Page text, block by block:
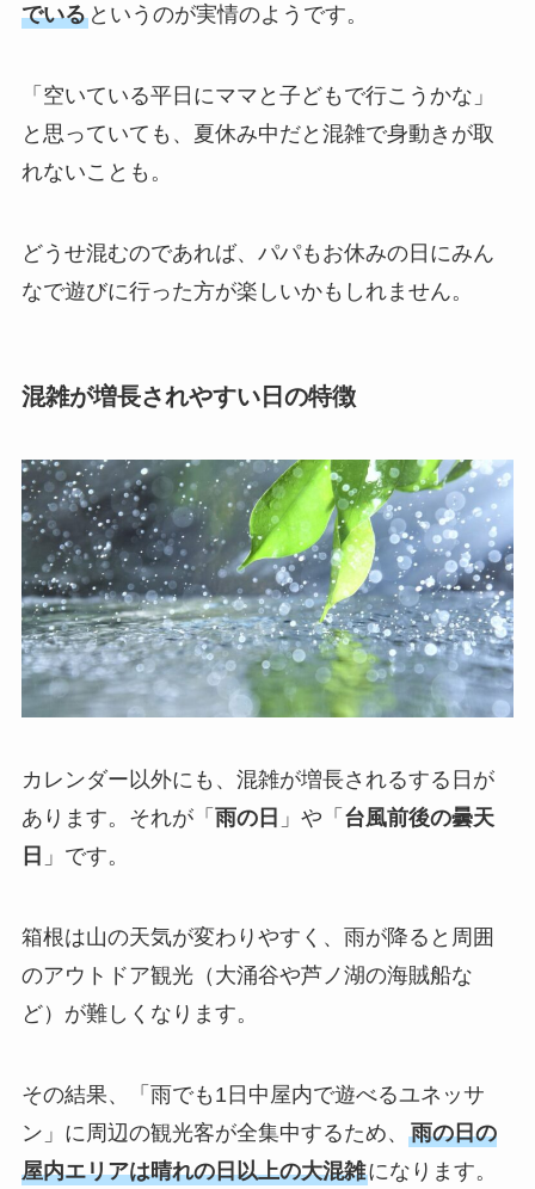
でいるというのが実情のようです。
「空いている平日にママと子どもで行こうかな」
と思っていても、夏休み中だと混雑で身動きが取
れないことも。
どうせ混むのであれば、パパもお休みの日にみん
なで遊びに行った方が楽しいかもしれません。
混雑が増長されやすい日の特徴
カレンダー以外にも、混雑が増長されるする日が
あります。それが「 雨の日 」や「 台風前後の曇天
日 」です。
箱根は山の天気が変わりやすく、雨が降ると周囲
のアウトドア観光（大涌谷や芦ノ湖の海賊船な
ど）が難しくなります。
その結果、「雨でも1日中屋内で遊べるユネッサ
ン」に周辺の観光客が全集中するため、 雨の日の
屋内エリアは晴れの日以上の大混雑になります。